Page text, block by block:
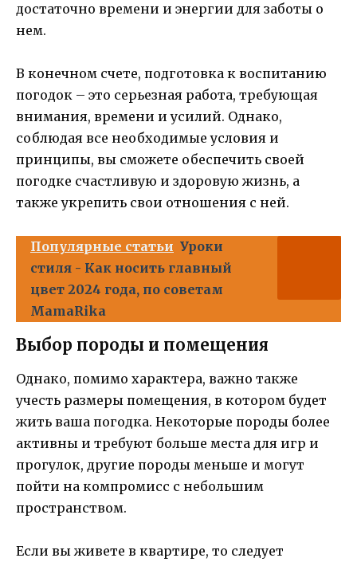
достаточно времени и энергии для заботы о
нем.
В конечном счете, подготовка к воспитанию
погодок – это серьезная работа, требующая
внимания, времени и усилий. Однако,
соблюдая все необходимые условия и
принципы, вы сможете обеспечить своей
погодке счастливую и здоровую жизнь, а
также укрепить свои отношения с ней.
Популярные статьи Уроки
стиля - Как носить главный
цвет 2024 года, по советам
MamaRika
Выбор породы и помещения
Однако, помимо характера, важно также
учесть размеры помещения, в котором будет
жить ваша погодка. Некоторые породы более
активны и требуют больше места для игр и
прогулок, другие породы меньше и могут
пойти на компромисс с небольшим
пространством.
Если вы живете в квартире, то следует